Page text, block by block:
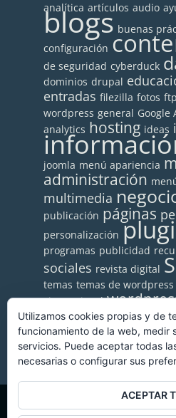
analítica artículos audio
blogs buenas
configuración
de seguridad cyberduck
dominios drupal
entradas filezilla fotos ftp
wordpress general Google
analytics hosting ideas
joomla menú apariencia
administración
multimedia
publicación páginas
personalización
programas publicidad
sociales revista digital
temas temas de wordpress
vimeo visual
wordpress.com
wp-super-cache
Copyright © 2026 ·Monta tu
Utilizamos cookies propias y de
funcionamiento de la web, medir
servicios. Puede aceptar todas
necesarias o configurar sus
ACEPTAR